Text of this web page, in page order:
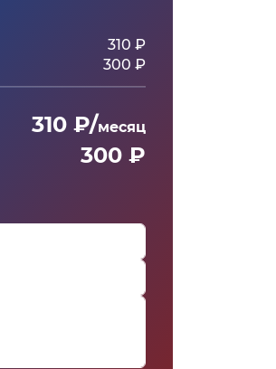
310 ₽
300 ₽
310 ₽/месяц
300 ₽